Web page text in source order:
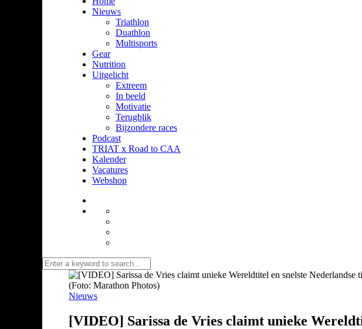
Nieuws
Triathlon
Duathlon
Multisports
Gear
Nutrition
Uitgelicht
Extreem
In beeld
Motivatie
Terugblik
Bijzondere races
Podcast
TRIAT x Road to CAA
Kalender
Vacatures
Webshop
(Foto: Marathon Photos)
Nieuws
[VIDEO] Sarissa de Vries claimt unieke